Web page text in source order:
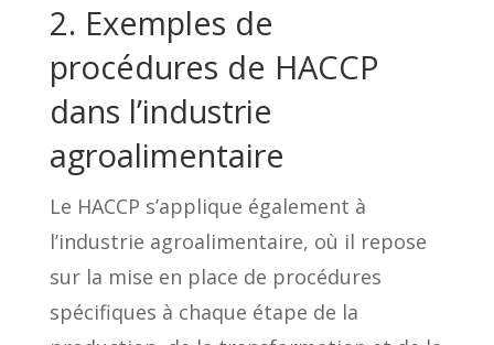
2. Exemples de
procédures de HACCP
dans l’industrie
agroalimentaire
Le HACCP s’applique également à
l’industrie agroalimentaire, où il repose
sur la mise en place de procédures
spécifiques à chaque étape de la